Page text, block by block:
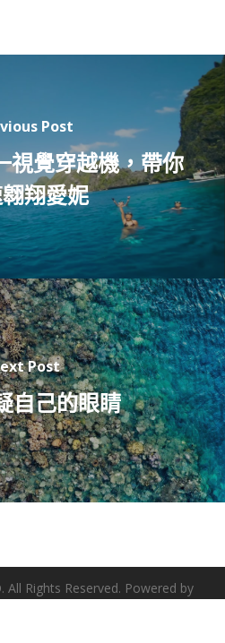
Post
視覺穿越機，帶你
翔愛妮
Post
自己的眼睛
All Rights Reserved. Powered by